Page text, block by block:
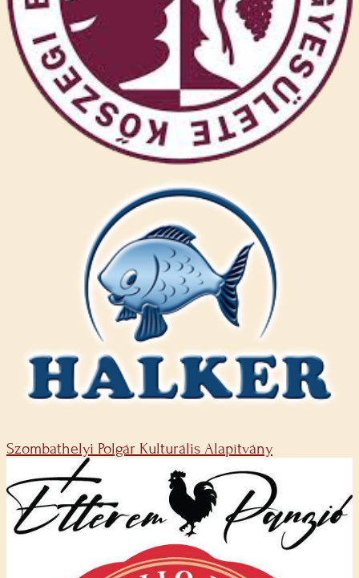
Szombathelyi Polgár Kulturális Alapítvány